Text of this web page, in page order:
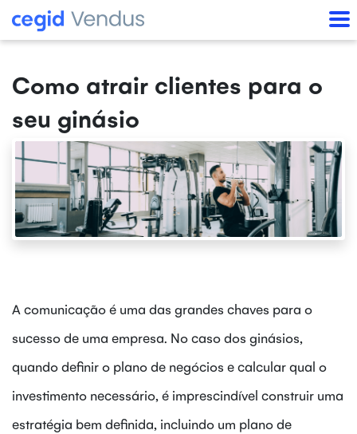
Como atrair clientes para o
seu ginásio
A comunicação é uma das grandes chaves para o
sucesso de uma empresa. No caso dos ginásios,
quando definir o plano de negócios e calcular qual o
investimento necessário, é imprescindível construir uma
estratégia bem definida, incluindo um plano de